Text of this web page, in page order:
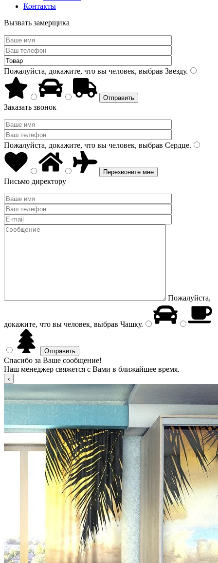
Контакты
Вызвать замерщика
Пожалуйста, докажите, что вы человек, выбрав Звезду.
Заказать звонок
Пожалуйста, докажите, что вы человек, выбрав Сердце.
Письмо директору
Пожалуйста,
докажите, что вы человек, выбрав Чашку.
Спасибо за Ваше сообщение!
Наш менеджер свяжется с Вами в ближайшее время.